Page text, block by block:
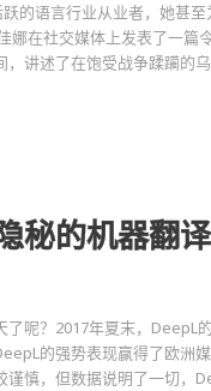
的语言行业从业者，她甚
娜在社交媒体上发表了一篇
讲述了在饱受战争蹂躏的
秘的机器翻
呢？2017年夏末，DeepL
的强势表现赢得了欧洲
慎，但数据说明了一切，